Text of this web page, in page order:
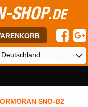
SHOP.DE
Deutschland
SNO-B2